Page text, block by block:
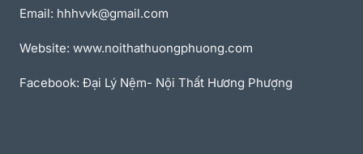
Email: hhhvvk@gmail.com
Website: www.noithathuongphuong.com
Facebook: Đại Lý Nệm- Nội Thất Hương Phượng